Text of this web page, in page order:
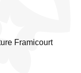
Framicourt